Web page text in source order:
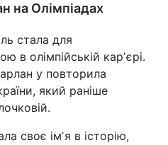
на Олімпіадах
стала для
в олімпійській карʼєрі.
у повторила
який раніше
своє імʼя в історію,